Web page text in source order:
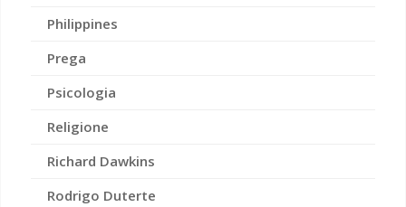
Philippines
Prega
Psicologia
Religione
Richard Dawkins
Rodrigo Duterte